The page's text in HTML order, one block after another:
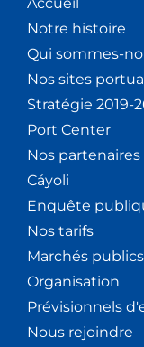
Notre histoire
Qui sommes-
Nos sites
Stratégie 2019-
Port Center
Nos partenaires
Cáyoli
Enquête
Nos tarifs
Marchés publics
Organisation
Prévisionnels
Nous rejoindre